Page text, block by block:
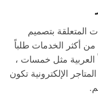
المتعلقة بتصميم
أكثر الخدمات طلباً
مثل خمسات ،
الإلكترونية تكون